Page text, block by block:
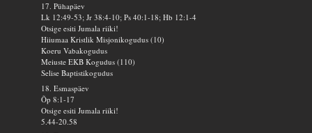
17. Pühapäev
Lk 12:49-53; Jr 38:4-10; Ps 40:1-18; Hb 12:1-4
Otsige esiti Jumala riiki!
Hiiumaa Kristlik Misjonikogudus (10)
Koeru Vabakogudus
Meiuste EKB Kogudus (110)
Selise Baptistikogudus
18. Esmaspäev
Õp 8:1-17
Otsige esiti Jumala riiki!
5.44-20.58